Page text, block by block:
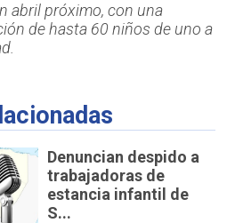
abril próximo, con una
de hasta 60 niños de uno a
Denuncian despido a
trabajadoras de
estancia infantil de
S...